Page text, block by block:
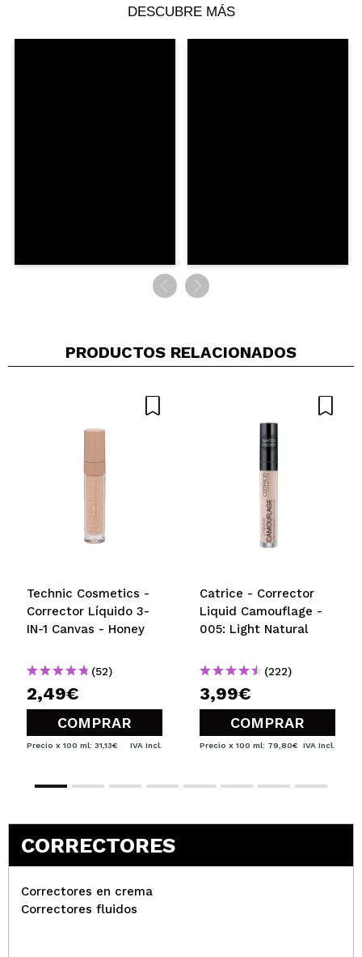
DESCUBRE MÁS
PRODUCTOS RELACIONADOS
Technic Cosmetics -
Corrector Líquido 3-
IN-1 Canvas - Honey
(52)
2,49€
COMPRAR
Precio x 100 ml: 31,13€ IVA Incl.
Catrice - Corrector
Liquid Camouflage -
005: Light Natural
(222)
3,99€
COMPRAR
Precio x 100 ml: 79,80€ IVA Incl.
CORRECTORES
Correctores en crema
Correctores fluidos